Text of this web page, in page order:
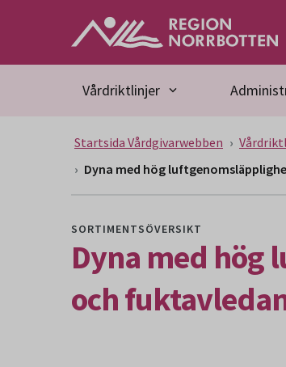
Gå till huvudmeny
Gå till övergripande innehåll
Vårdriktlinjer
Startsida Vårdgivarwebben
Dyna med hög
SORTIMENTSÖVERSIKT
Dyna med hög
och